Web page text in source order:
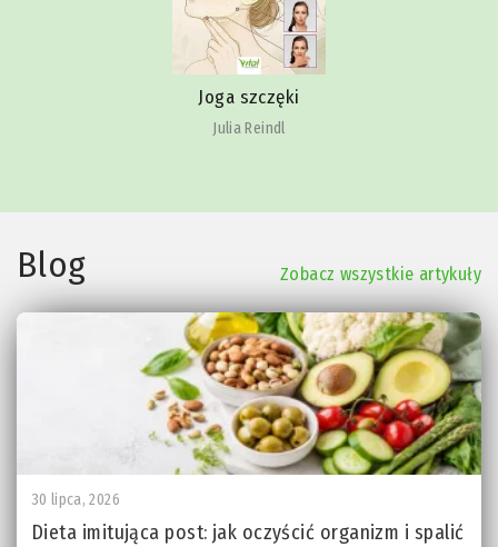
Joga szczęki
Julia Reindl
Blog Zobacz wszystkie artykuły
30 lipca, 2026
Dieta imitująca post: jak oczyścić organizm i spalić